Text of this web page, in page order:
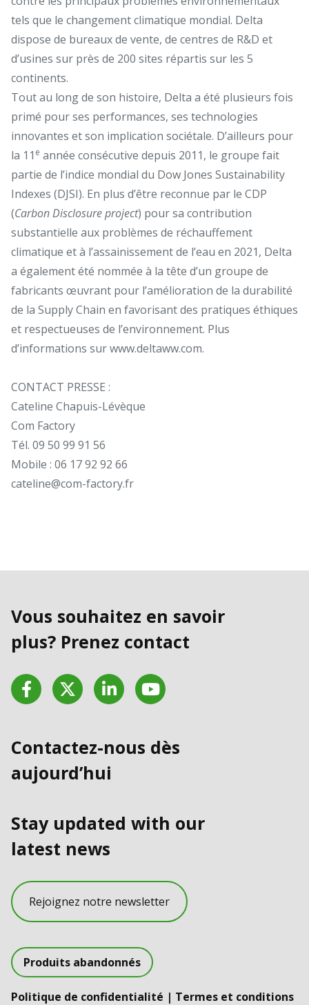
tels que le changement climatique mondial. Delta
dispose de bureaux de vente, de centres de R&D et
d’usines sur près de 200 sites répartis sur les 5
continents.
Tout au long de son histoire, Delta a été plusieurs fois
primé pour ses performances, ses technologies
innovantes et son implication sociétale. D’ailleurs pour
la 11 e année consécutive depuis 2011, le groupe fait
partie de l’indice mondial du Dow Jones Sustainability
Indexes (DJSI). En plus d’être reconnue par le CDP
(Carbon Disclosure project) pour sa contribution
substantielle aux problèmes de réchauffement
climatique et à l’assainissement de l’eau en 2021, Delta
a également été nommée à la tête d’un groupe de
fabricants œuvrant pour l’amélioration de la durabilité
de la Supply Chain en favorisant des pratiques éthiques
et respectueuses de l’environnement. Plus
d’informations surwww.deltaww.com.
CONTACT PRESSE :
Cateline Chapuis-Lévèque
Com Factory
Tél. 09 50 99 91 56
Mobile : 06 17 92 92 66
cateline@com-factory.fr
Vous souhaitez en savoir
plus? Prenez contact
FacebookTwitter LinkedInYouTube
Contactez-nous dès
aujourd’hui
Stay updated with our
latest news
Rejoignez notre newsletter
Produits abandonnés
Politique de confidentialité | Termes et conditions